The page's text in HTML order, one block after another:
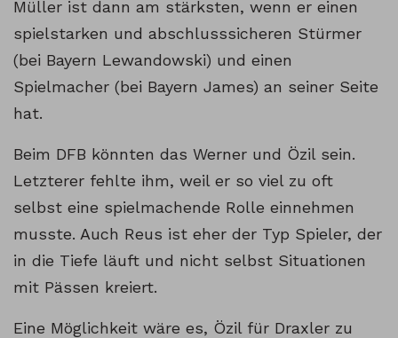
Müller ist dann am stärksten, wenn er einen
spielstarken und abschlusssicheren Stürmer
(bei Bayern Lewandowski) und einen
Spielmacher (bei Bayern James) an seiner Seite
hat.
Beim DFB könnten das Werner und Özil sein.
Letzterer fehlte ihm, weil er so viel zu oft
selbst eine spielmachende Rolle einnehmen
musste. Auch Reus ist eher der Typ Spieler, der
in die Tiefe läuft und nicht selbst Situationen
mit Pässen kreiert.
Eine Möglichkeit wäre es, Özil für Draxler zu